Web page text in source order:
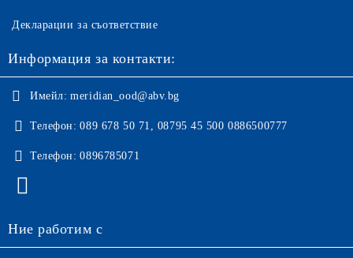
Декларации за съответствие
Информация за контакти:
Имейл: meridian_ood@abv.bg
Телефон: 089 678 50 71, 08795 45 500 0886500777
Телефон: 0896785071
Ние работим с